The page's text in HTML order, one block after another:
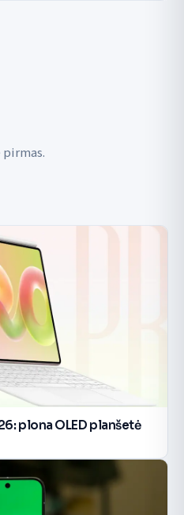
plona OLED planšetė